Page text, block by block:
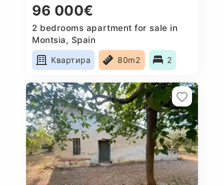
96 000€
2 bedrooms apartment for sale in
Montsia, Spain
Квартира
80m2 2